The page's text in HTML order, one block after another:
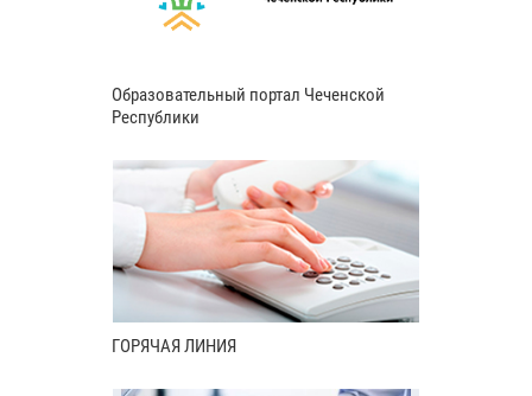
Образовательный портал Чеченской
Республики
ГОРЯЧАЯ ЛИНИЯ